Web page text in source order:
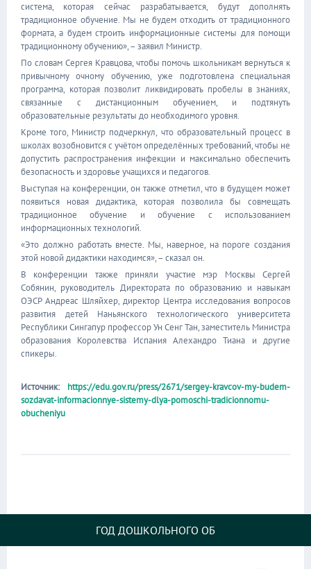
система, которая сейчас разрабатывается, будут дополнять
традиционное обучение. Мы не будем отходить от традиционного
формата, а будем строить информационные системы для помощи
традиционному обучению», – заявил Министр.
По словам Сергея Кравцова, чтобы помочь школьникам вернуться к
привычному очному обучению, уже подготовлена специальная
программа, которая позволит ликвидировать пробелы в знаниях,
связанные с дистанционным обучением, и подтянуть
образовательные результаты до необходимого уровня.
Кроме того, Министр подчеркнул, что образовательный процесс в
школах возобновится с учётом определённых требований, чтобы не
допустить распространения инфекции и максимально обеспечить
безопасность и здоровье учащихся и педагогов.
Выступая на конференции, он также отметил, что в будущем может
появиться новая дидактика, которая позволила бы совмещать
традиционное обучение и обучение с использованием
информационных технологий.
«Это должно работать вместе. Мы, наверное, на пороге создания
этой новой дидактики находимся», – сказал он.
В конференции также приняли участие мэр Москвы Сергей
Собянин, руководитель Директората по образованию и навыкам
ОЭСР Андреас Шляйхер, директор Центра исследования вопросов
развития детей Наньянского технологического университета
Республики Сингапур профессор Ун Сенг Тан, заместитель Министра
образования Королевства Испания Алехандро Тиана и другие
спикеры.
Источник: https://edu.gov.ru/press/2671/sergey-kravcov-my-budem-
sozdavat-informacionnye-sistemy-dlya-pomoschi-tradicionnomu-
obucheniyu
ГОД ДОШКОЛЬНОГО ОБ